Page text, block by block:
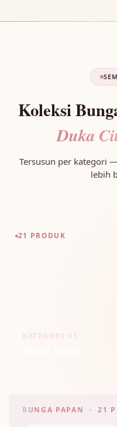
Koleksi
Duka
Tersusun per kategori
lebih
21 PRODUK
KATEGORI 01
BUNGA PAPAN · 21